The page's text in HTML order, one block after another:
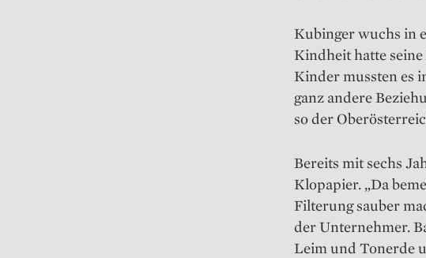
Kubinger wuchs in
Kindheit hatte seine
Kinder mussten es
ganz andere
so der
Bereits mit sechs
Klopapier. „Da
Filterung sauber
der Unternehmer.
Leim und Tonerde